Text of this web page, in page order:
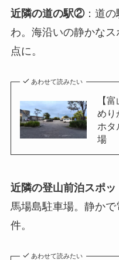
近隣の道の駅②：道の
わ。海沿いの静かな
点に。
あわせて読みたい
【
めり
ホタ
場
近隣の登山前泊スポッ
馬場島駐車場。静か
件。
あわせて読みたい